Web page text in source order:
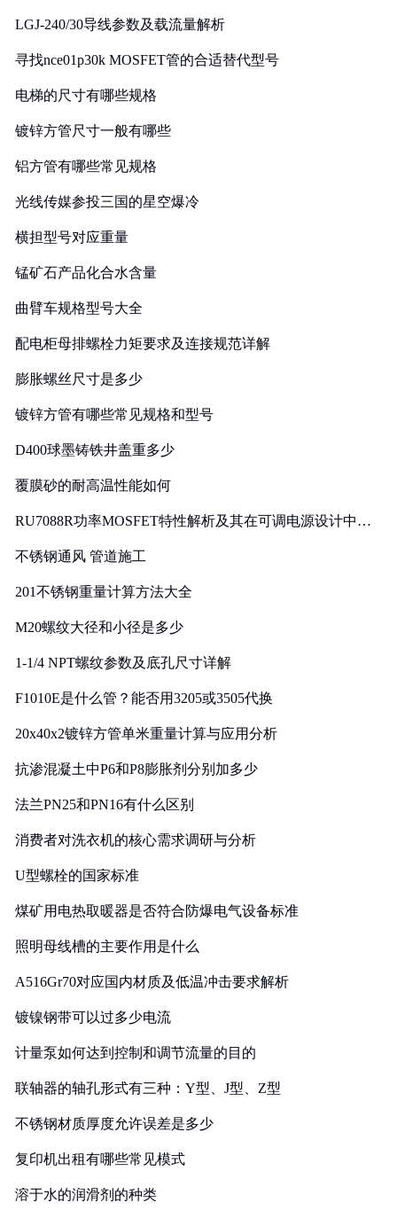
LGJ-240/30导线参数及载流量解析
寻找nce01p30k MOSFET管的合适替代型号
电梯的尺寸有哪些规格
镀锌方管尺寸一般有哪些
铝方管有哪些常见规格
光线传媒参投三国的星空爆冷
横担型号对应重量
锰矿石产品化合水含量
曲臂车规格型号大全
配电柜母排螺栓力矩要求及连接规范详解
膨胀螺丝尺寸是多少
镀锌方管有哪些常见规格和型号
D400球墨铸铁井盖重多少
覆膜砂的耐高温性能如何
RU7088R功率MOSFET特性解析及其在可调电源设计中的
不锈钢通风 管道施工
201不锈钢重量计算方法大全
M20螺纹大径和小径是多少
1-1/4 NPT螺纹参数及底孔尺寸详解
F1010E是什么管？能否用3205或3505代换
20x40x2镀锌方管单米重量计算与应用分析
抗渗混凝土中P6和P8膨胀剂分别加多少
法兰PN25和PN16有什么区别
消费者对洗衣机的核心需求调研与分析
U型螺栓的国家标准
煤矿用电热取暖器是否符合防爆电气设备标准
照明母线槽的主要作用是什么
A516Gr70对应国内材质及低温冲击要求解析
镀镍钢带可以过多少电流
计量泵如何达到控制和调节流量的目的
联轴器的轴孔形式有三种：Y型、J型、Z型
不锈钢材质厚度允许误差是多少
复印机出租有哪些常见模式
溶于水的润滑剂的种类